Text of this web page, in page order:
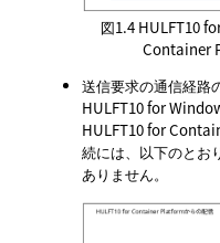
図1.4 HULFT10
Container
送信要求の通信経路
HULFT10 for
HULFT10 for
続には、以下のとお
ありません。